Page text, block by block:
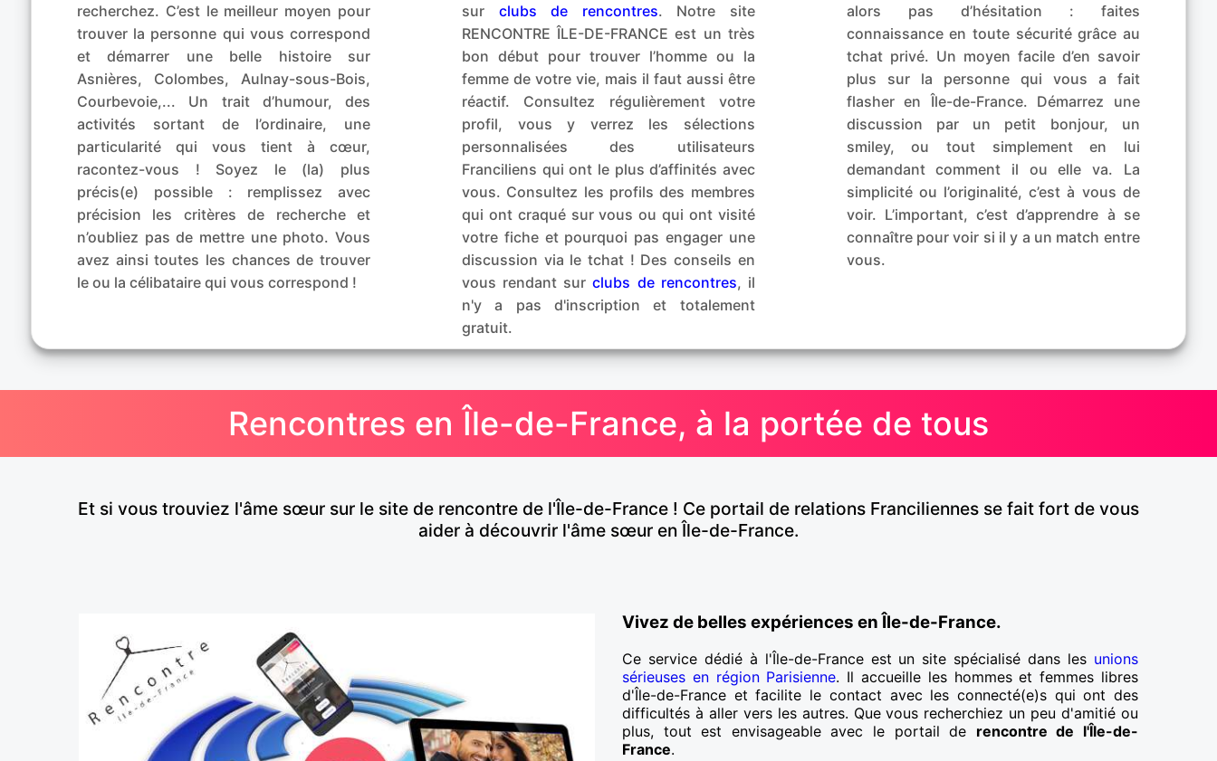
recherchez. C’est le meilleur moyen pour
trouver la personne qui vous correspond
et démarrer une belle histoire sur
Asnières, Colombes, Aulnay-sous-Bois,
Courbevoie,... Un trait d’humour, des
activités sortant de l’ordinaire, une
particularité qui vous tient à cœur,
racontez-vous ! Soyez le (la) plus
précis(e) possible : remplissez avec
précision les critères de recherche et
n’oubliez pas de mettre une photo. Vous
avez ainsi toutes les chances de trouver
le ou la célibataire qui vous correspond !
sur clubs de rencontres. Notre site
RENCONTRE ÎLE-DE-FRANCE est un très
bon début pour trouver l’homme ou la
femme de votre vie, mais il faut aussi être
réactif. Consultez régulièrement votre
profil, vous y verrez les sélections
personnalisées des utilisateurs
Franciliens qui ont le plus d’affinités avec
vous. Consultez les profils des membres
qui ont craqué sur vous ou qui ont visité
votre fiche et pourquoi pas engager une
discussion via le tchat ! Des conseils en
vous rendant surclubs de rencontres, il
n'y a pas d'inscription et totalement
gratuit.
alors pas d’hésitation : faites
connaissance en toute sécurité grâce au
tchat privé. Un moyen facile d’en savoir
plus sur la personne qui vous a fait
flasher en Île-de-France. Démarrez une
discussion par un petit bonjour, un
smiley, ou tout simplement en lui
demandant comment il ou elle va. La
simplicité ou l’originalité, c’est à vous de
voir. L’important, c’est d’apprendre à se
connaître pour voir si il y a un match entre
vous.
Rencontres en Île-de-France, à la portée de tous
Et si vous trouviez l'âme sœur sur le site de rencontre de l'Île-de-France ! Ce portail de relations Franciliennes se fait fort de vous
aider à découvrir l'âme sœur en Île-de-France.
Vivez de belles expériences en Île-de-France.
Ce service dédié à l'Île-de-France est un site spécialisé dans les unions
sérieuses en région Parisienne. Il accueille les hommes et femmes libres
d'Île-de-France et facilite le contact avec les connecté(e)s qui ont des
difficultés à aller vers les autres. Que vous recherchiez un peu d'amitié ou
plus, tout est envisageable avec le portail de rencontre de l'Île-de-
France.